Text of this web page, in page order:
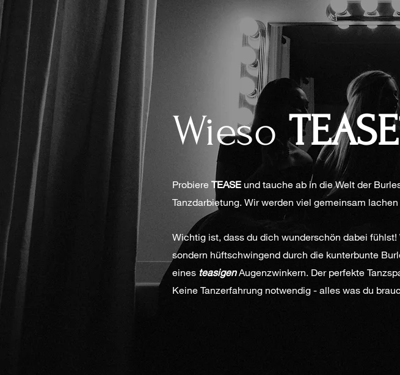
WiesoTEASE
Probiere TEASE und tauche ab in die Welt der
Tanzdarbietung. Wir werden viel gemeinsam
Wichtig ist, dass du dich wunderschön dabei
sondern hüftschwingend durch die kunterbunte
eines teasigenAugenzwinkern. Der perfekte
Keine Tanzerfahrung notwendig - alles was du